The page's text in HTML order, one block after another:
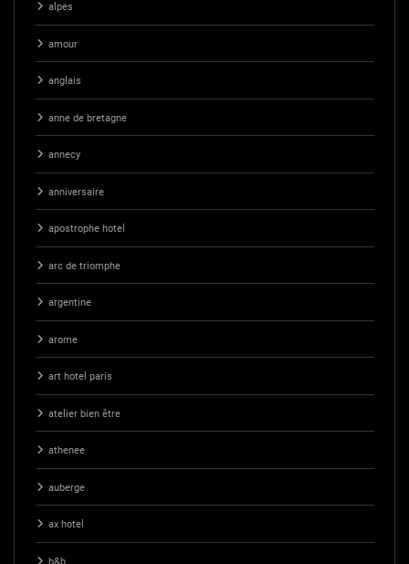
alpes
amour
anglais
anne de bretagne
annecy
anniversaire
apostrophe hotel
arc de triomphe
argentine
arome
art hotel paris
atelier bien être
athenee
auberge
ax hotel
b&b